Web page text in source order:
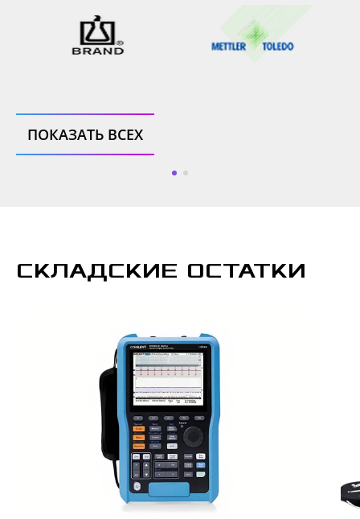
ПОКАЗАТЬ ВСЕХ
СКЛАДСКИЕ ОСТАТКИ